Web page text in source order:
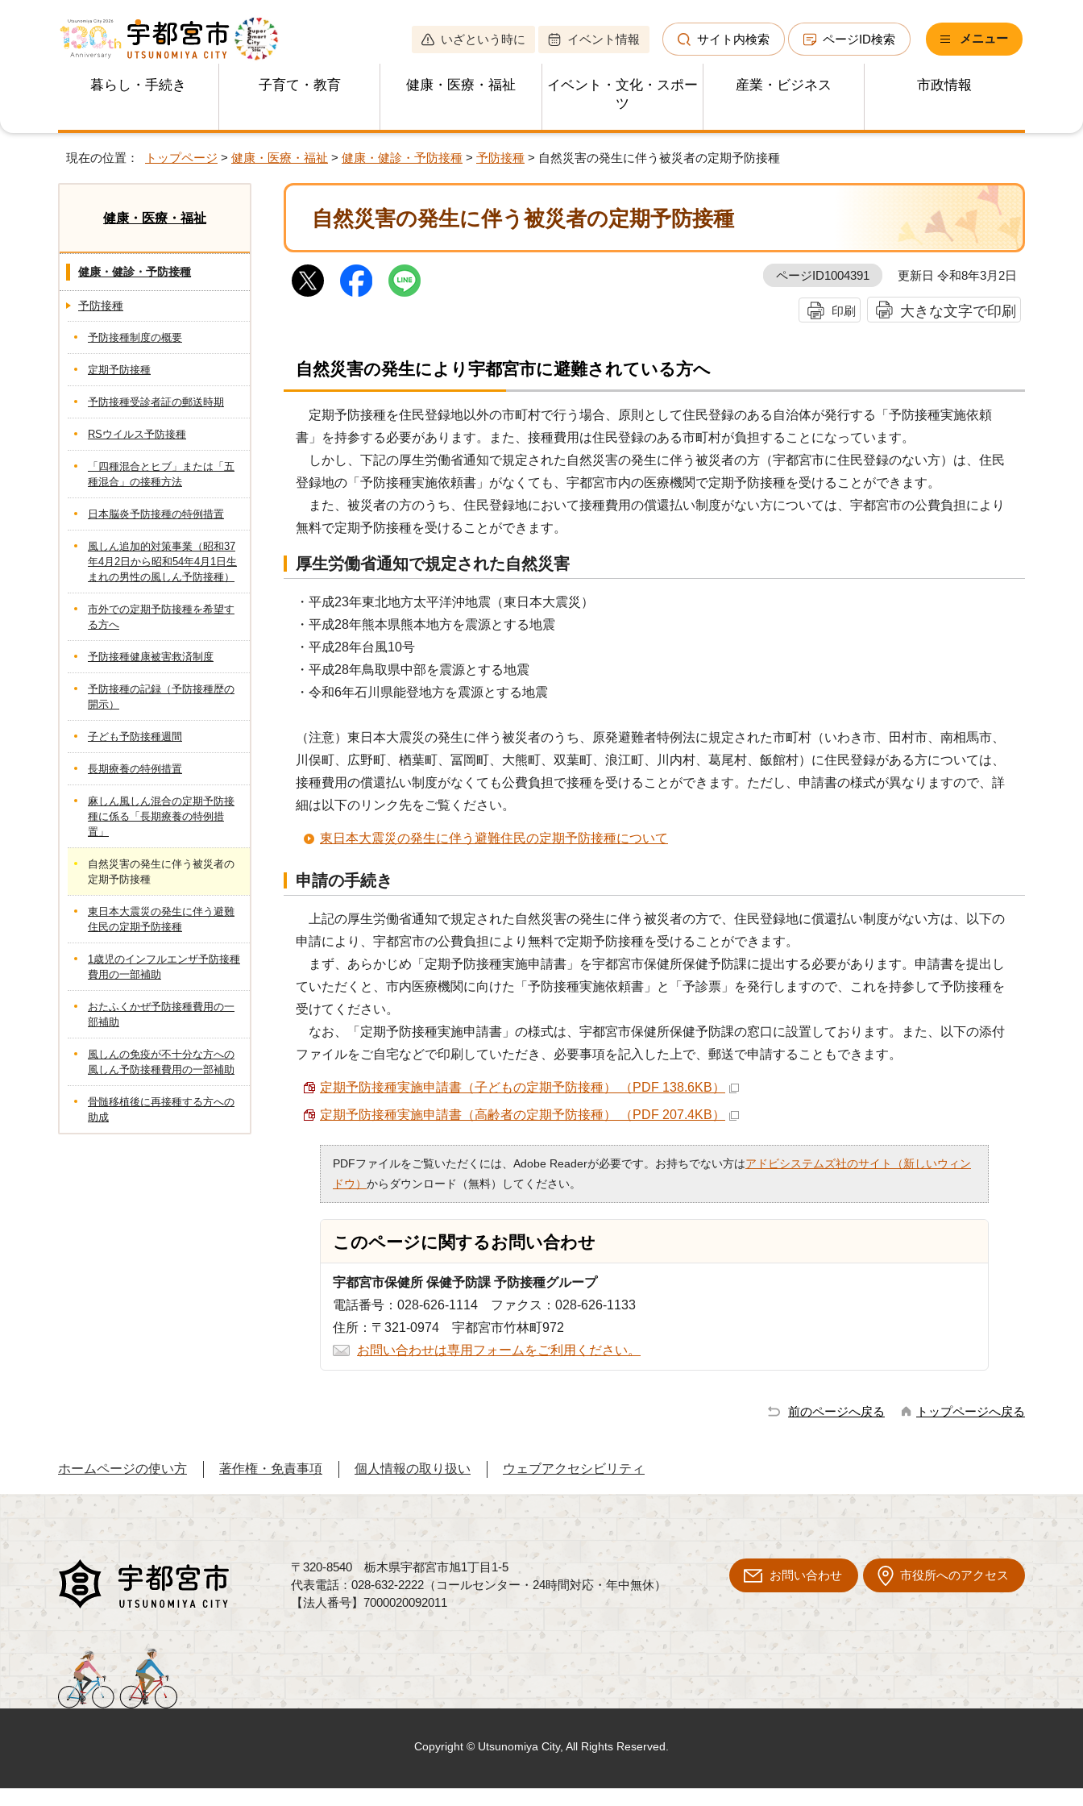
いざという時に イベント情報 サイト内検索 ページID検索 メニュー
暮らし・手続き 子育て・教育 健康・医療・福祉
イベント・文化・スポー
ツ
産業・ビジネス 市政情報
現在の位置： トップページ > 健康・医療・福祉 > 健康・健診・予防接種 > 予防接種 > 自然災害の発生に伴う被災者の定期予防接種
自然災害の発生に伴う被災者の定期予防接種
ページID1004391 更新日 令和8年3月2日
印刷 大きな文字で印刷
自然災害の発生により宇都宮市に避難されている方へ
定期予防接種を住民登録地以外の市町村で行う場合、原則として住民登録のある自治体が発行する「予防接種実施依頼
書」を持参する必要があります。また、接種費用は住民登録のある市町村が負担することになっています。
しかし、下記の厚生労働省通知で規定された自然災害の発生に伴う被災者の方（宇都宮市に住民登録のない方）は、住民
登録地の「予防接種実施依頼書」がなくても、宇都宮市内の医療機関で定期予防接種を受けることができます。
また、被災者の方のうち、住民登録地において接種費用の償還払い制度がない方については、宇都宮市の公費負担により
無料で定期予防接種を受けることができます。
厚生労働省通知で規定された自然災害
・平成23年東北地方太平洋沖地震（東日本大震災）
・平成28年熊本県熊本地方を震源とする地震
・平成28年台風10号
・平成28年鳥取県中部を震源とする地震
・令和6年石川県能登地方を震源とする地震
（注意）東日本大震災の発生に伴う被災者のうち、原発避難者特例法に規定された市町村（いわき市、田村市、南相馬市、
川俣町、広野町、楢葉町、冨岡町、大熊町、双葉町、浪江町、川内村、葛尾村、飯館村）に住民登録がある方については、
接種費用の償還払い制度がなくても公費負担で接種を受けることができます。ただし、申請書の様式が異なりますので、詳
細は以下のリンク先をご覧ください。
東日本大震災の発生に伴う避難住民の定期予防接種について
申請の手続き
上記の厚生労働省通知で規定された自然災害の発生に伴う被災者の方で、住民登録地に償還払い制度がない方は、以下の
申請により、宇都宮市の公費負担により無料で定期予防接種を受けることができます。
まず、あらかじめ「定期予防接種実施申請書」を宇都宮市保健所保健予防課に提出する必要があります。申請書を提出し
ていただくと、市内医療機関に向けた「予防接種実施依頼書」と「予診票」を発行しますので、これを持参して予防接種を
受けてください。
なお、「定期予防接種実施申請書」の様式は、宇都宮市保健所保健予防課の窓口に設置しております。また、以下の添付
ファイルをご自宅などで印刷していただき、必要事項を記入した上で、郵送で申請することもできます。
定期予防接種実施申請書（子どもの定期予防接種） （PDF 138.6KB）
定期予防接種実施申請書（高齢者の定期予防接種） （PDF 207.4KB）
PDFファイルをご覧いただくには、Adobe Readerが必要です。お持ちでない方はアドビシステムズ社のサイト（新しいウィン
ドウ） からダウンロード（無料）してください。
このページに関するお問い合わせ
宇都宮市保健所 保健予防課 予防接種グループ
電話番号：028-626-1114 ファクス：028-626-1133
住所：〒321-0974 宇都宮市竹林町972
お問い合わせは専用フォームをご利用ください。
健康・医療・福祉
健康・健診・予防接種
予防接種
予防接種制度の概要
定期予防接種
予防接種受診者証の郵送時期
RSウイルス予防接種
「四種混合とヒブ」または「五
種混合」の接種方法
日本脳炎予防接種の特例措置
風しん追加的対策事業（昭和37
年4月2日から昭和54年4月1日生
まれの男性の風しん予防接種）
市外での定期予防接種を希望す
る方へ
予防接種健康被害救済制度
予防接種の記録（予防接種歴の
開示）
子ども予防接種週間
長期療養の特例措置
麻しん風しん混合の定期予防接
種に係る「長期療養の特例措
置」
自然災害の発生に伴う被災者の
定期予防接種
東日本大震災の発生に伴う避難
住民の定期予防接種
1歳児のインフルエンザ予防接種
費用の一部補助
おたふくかぜ予防接種費用の一
部補助
風しんの免疫が不十分な方への
風しん予防接種費用の一部補助
骨髄移植後に再接種する方への
助成
前のページへ戻る トップページへ戻る
ホームページの使い方 著作権・免責事項 個人情報の取り扱い ウェブアクセシビリティ
〒320-8540 栃木県宇都宮市旭1丁目1-5
代表電話：028-632-2222（コールセンター・24時間対応・年中無休）
【法人番号】7000020092011
お問い合わせ 市役所へのアクセス
Copyright © Utsunomiya City, All Rights Reserved.